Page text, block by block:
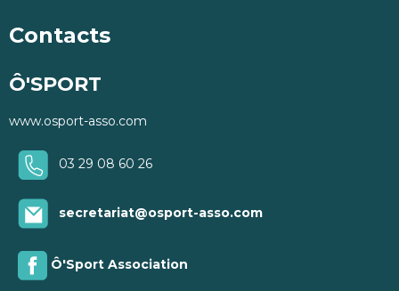
Contacts
Ô'SPORT
www.osport-asso.com
03 29 08 60 26
secretariat@osport-asso.com
Ô'Sport Association